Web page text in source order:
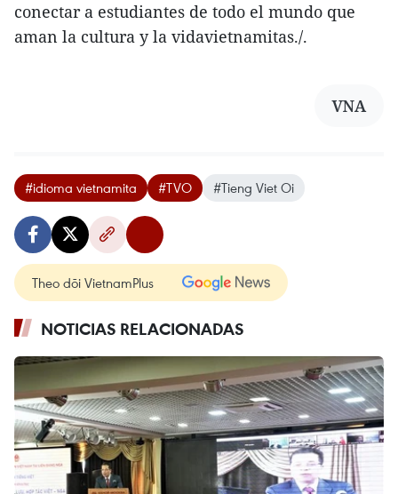
conectar a estudiantes de todo el mundo que
aman la cultura y la vidavietnamitas./.
VNA
#idioma vietnamita #TVO #Tieng Viet Oi
Theo dõi VietnamPlus
NOTICIAS RELACIONADAS